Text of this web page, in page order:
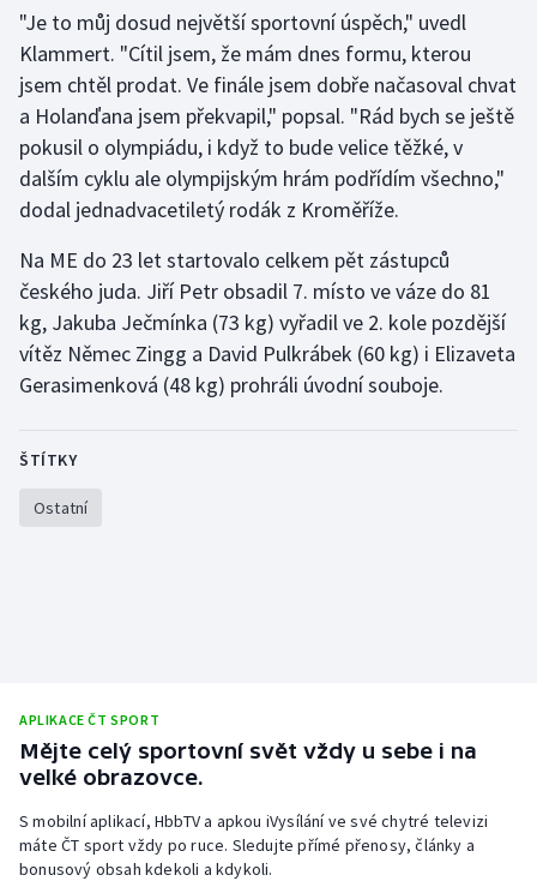
Gymnastika
Házená
Jezdectví
Judo
Krasobruslení
Lezení
Lyže a snowboard
Plážový volejbal
Ragby
Rychlobruslení
Rychlostní kanoistika
"Je to můj dosud největší sportovní úspěch," uvedl
Klammert. "Cítil jsem, že mám dnes formu, kterou
jsem chtěl prodat. Ve finále jsem dobře načasoval chvat
a Holanďana jsem překvapil," popsal. "Rád bych se ještě
pokusil o olympiádu, i když to bude velice těžké, v
dalším cyklu ale olympijským hrám podřídím všechno,"
dodal jednadvacetiletý rodák z Kroměříže.
Na ME do 23 let startovalo celkem pět zástupců
českého juda. Jiří Petr obsadil 7. místo ve váze do 81
kg, Jakuba Ječmínka (73 kg) vyřadil ve 2. kole pozdější
vítěz Němec Zingg a David Pulkrábek (60 kg) i Elizaveta
Gerasimenková (48 kg) prohráli úvodní souboje.
ŠTÍTKY
Ostatní
APLIKACE ČT SPORT
Mějte celý sportovní svět vždy u sebe i na
velké obrazovce.
S mobilní aplikací, HbbTV a apkou iVysílání ve své chytré televizi
máte ČT sport vždy po ruce. Sledujte přímé přenosy, články a
bonusový obsah kdekoli a kdykoli.